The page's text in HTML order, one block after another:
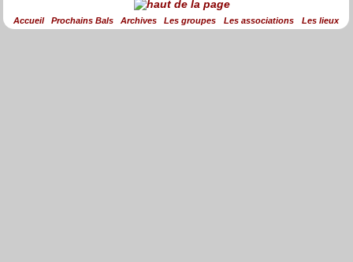
Accueil Prochains Bals Archives Les groupes Les associations Les lieux